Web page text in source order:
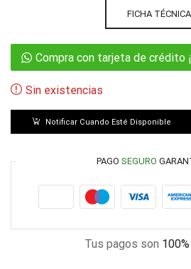
FICHA TÉCNICA
Compra con tarjeta de crédito
Sin existencias
Notificar Cuando Esté Disponible
PAGO SEGURO
Tus pagos son